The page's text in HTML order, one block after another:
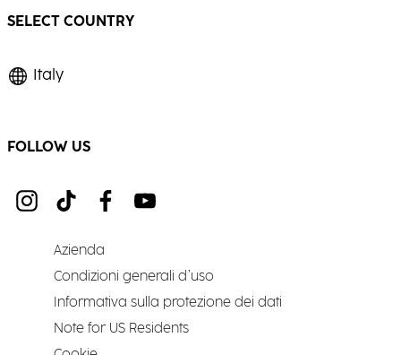
SELECT COUNTRY
Italy
FOLLOW US
Azienda
Condizioni generali d’uso
Informativa sulla protezione dei dati
Note for US Residents